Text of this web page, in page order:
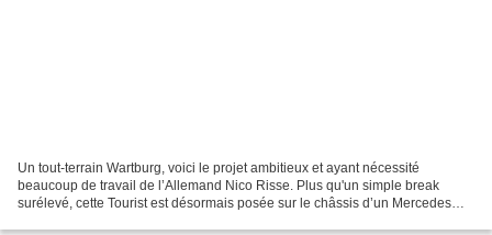
Un tout-terrain Wartburg, voici le projet ambitieux et ayant nécessité
beaucoup de travail de l’Allemand Nico Risse. Plus qu'un simple break
surélevé, cette Tourist est désormais posée sur le châssis d’un Mercedes